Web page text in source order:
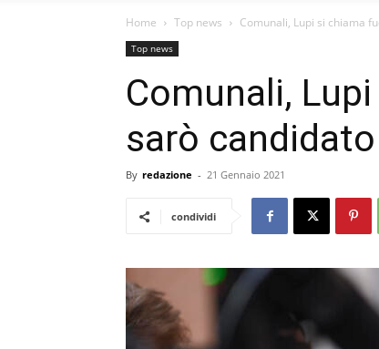
Home Top news Comunali, Lupi si chiama
Top news
Comunali,
sarò
By redazione - 21 Gennaio 2021
condividi